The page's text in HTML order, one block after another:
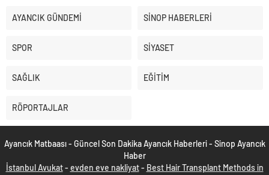
AYANCIK GÜNDEMİ SİNOP HABERLERİ
SPOR SİYASET
SAĞLIK EĞİTİM
RÖPORTAJLAR
Ayancık Matbaası - Güncel Son Dakika Ayancık Haberleri - Sinop Ayancık
Haber
İstanbul Avukat- evden eve nakliyat- Best Hair Transplant Methods in